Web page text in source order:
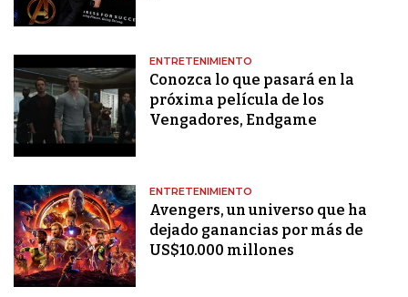
ENTRETENIMIENTO
Conozca lo que pasará en la
próxima película de los
Vengadores, Endgame
ENTRETENIMIENTO
Avengers, un universo que ha
dejado ganancias por más de
US$10.000 millones